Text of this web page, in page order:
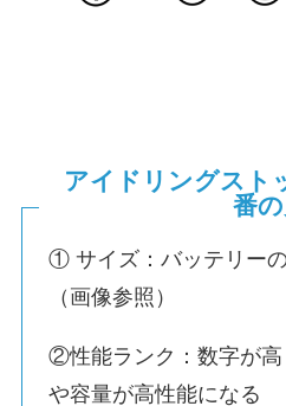
アイドリングスト
番
① サイズ：バッテリー
（画像参照）
②性能ランク：数字が
や容量が高性能になる